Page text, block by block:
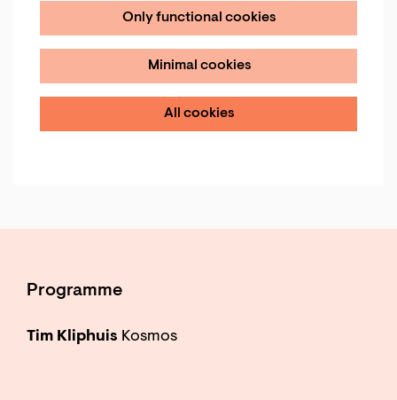
Only functional cookies
Minimal cookies
All cookies
Programme
Tim Kliphuis Kosmos